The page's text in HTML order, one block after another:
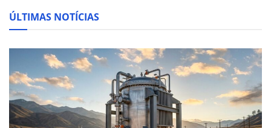
ÚLTIMAS NOTÍCIAS